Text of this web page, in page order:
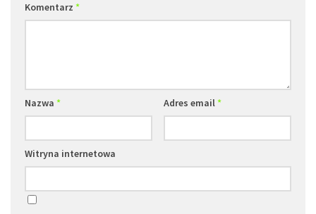
Komentarz *
Nazwa * Adres email*
Witryna internetowa